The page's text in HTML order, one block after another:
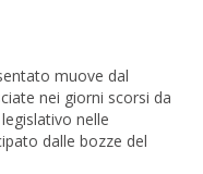
muove dal
nei giorni scorsi da
nelle
dalle bozze del